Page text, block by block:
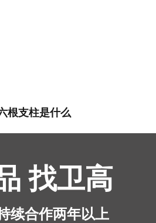
根支柱是什么
找卫高
续合作两年以上